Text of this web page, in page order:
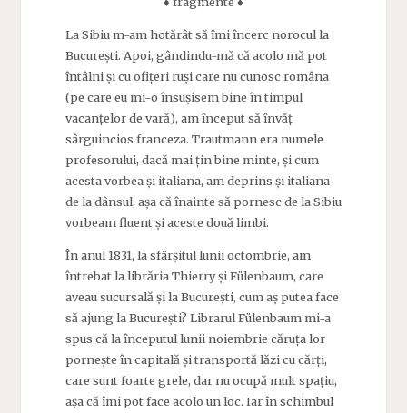
La Sibiu m-am hotărât să îmi încerc norocul la
București. Apoi, gândindu-mă că acolo mă pot
întâlni și cu ofițeri ruși care nu cunosc româna
(pe care eu mi-o însușisem bine în timpul
vacanțelor de vară), am început să învăț
sârguincios franceza. Trautmann era numele
profesorului, dacă mai țin bine minte, și cum
acesta vorbea și italiana, am deprins și italiana
de la dânsul, așa că înainte să pornesc de la Sibiu
vorbeam fluent și aceste două limbi.
În anul 1831, la sfârșitul lunii octombrie, am
întrebat la librăria Thierry și Fülenbaum, care
aveau sucursală și la București, cum aș putea face
să ajung la București? Librarul Fülenbaum mi-a
spus că la începutul lunii noiembrie căruța lor
pornește în capitală și transportă lăzi cu cărți,
care sunt foarte grele, dar nu ocupă mult spațiu,
așa că îmi pot face acolo un loc. Iar în schimbul